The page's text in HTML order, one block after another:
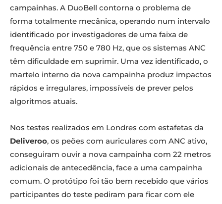
campainhas. A DuoBell contorna o problema de
forma totalmente mecânica, operando num intervalo
identificado por investigadores de uma faixa de
frequência entre 750 e 780 Hz, que os sistemas ANC
têm dificuldade em suprimir. Uma vez identificado, o
martelo interno da nova campainha produz impactos
rápidos e irregulares, impossíveis de prever pelos
algoritmos atuais.
Nos testes realizados em Londres com estafetas da
Deliveroo, os peões com auriculares com ANC ativo,
conseguiram ouvir a nova campainha com 22 metros
adicionais de antecedência, face a uma campainha
comum. O protótipo foi tão bem recebido que vários
participantes do teste pediram para ficar com ele